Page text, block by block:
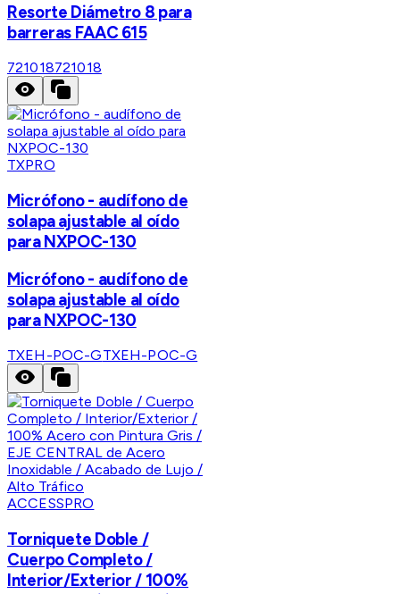
Resorte Diámetro 8 para
barreras FAAC 615
721018721018
TXPRO
Micrófono - audífono de
solapa ajustable al oído
para NXPOC-130
Micrófono - audífono de
solapa ajustable al oído
para NXPOC-130
TXEH-POC-GTXEH-POC-G
ACCESSPRO
Torniquete Doble /
Cuerpo Completo /
Interior/Exterior / 100%